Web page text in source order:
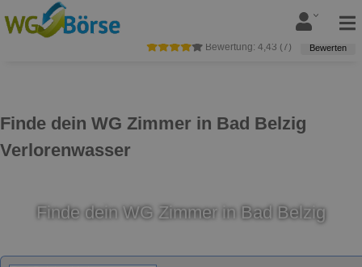
Finde dein WG Zimmer in Bad Belzig
Verlorenwasser
Bewertung: 4,43 ( 7) Bewerten
Finde dein WG Zimmer in Bad Belzig